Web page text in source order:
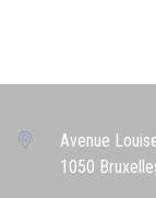
Avenue
1050